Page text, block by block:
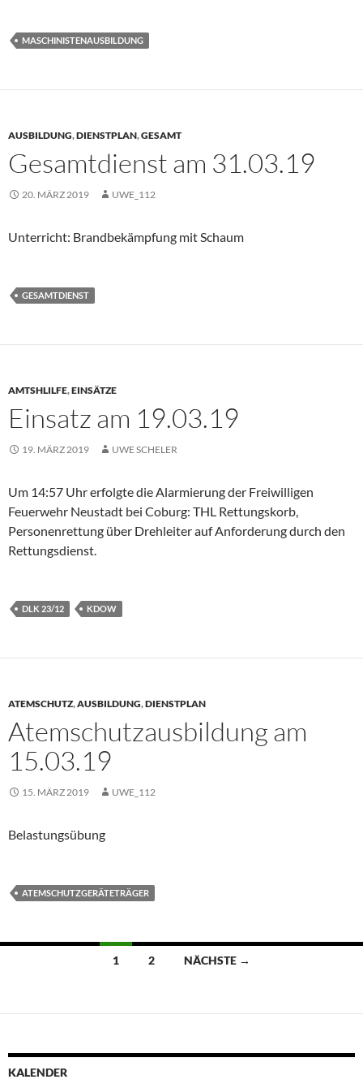
MASCHINISTENAUSBILDUNG
AUSBILDUNG,DIENSTPLAN,GESAMT
Gesamtdienst am 31.03.19
20. MÄRZ 2019 UWE_112
Unterricht: Brandbekämpfung mit Schaum
GESAMTDIENST
AMTSHLILFE,EINSÄTZE
Einsatz am 19.03.19
19. MÄRZ 2019 UWE SCHELER
Um 14:57 Uhr erfolgte die Alarmierung der Freiwilligen
Feuerwehr Neustadt bei Coburg: THL Rettungskorb,
Personenrettung über Drehleiter auf Anforderung durch den
Rettungsdienst.
DLK 23/12 KDOW
ATEMSCHUTZ,AUSBILDUNG,DIENSTPLAN
Atemschutzausbildung am
15.03.19
15. MÄRZ 2019 UWE_112
Belastungsübung
ATEMSCHUTZGERÄTETRÄGER
Beitragsnavigation
1 2 NÄCHSTE →
KALENDER